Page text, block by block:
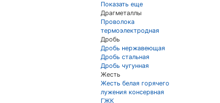
Показать еще
Драгметаллы
Проволока
термоэлектродная
Дробь
Дробь нержавеющая
Дробь стальная
Дробь чугунная
Жесть
Жесть белая горячего
лужения консервная
ГЖК